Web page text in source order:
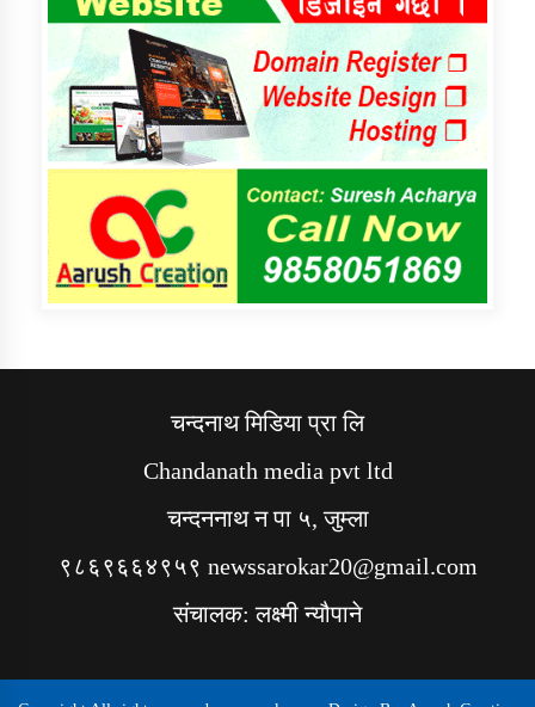
चन्दनाथ मिडिया प्रा लि
Chandanath media pvt ltd
चन्दननाथ न पा ५, जुम्ला
९८६९६६४९५९ newssarokar20@gmail.com
संचालक: लक्ष्मी न्यौपाने